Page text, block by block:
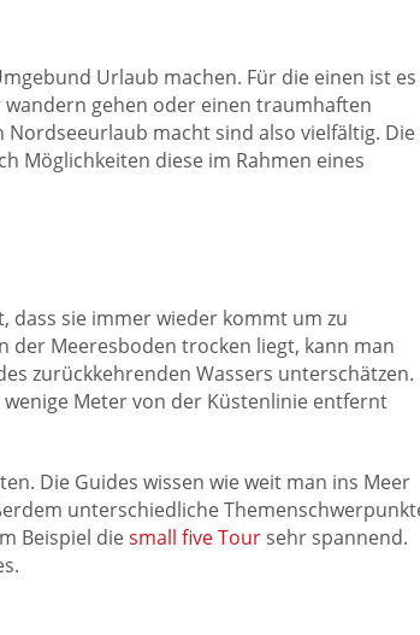
Urlaub machen. Für die einen ist es
gehen oder einen traumhaften
macht sind also vielfältig. Die
Möglichkeiten diese im Rahmen eines
dass sie immer wieder kommt um zu
der Meeresboden trocken liegt, kann man
zurückkehrenden Wassers unterschätzen.
Meter von der Küstenlinie entfernt
Die Guides wissen wie weit man ins Meer
unterschiedliche
Beispiel diesmall five Tour sehr spannend.